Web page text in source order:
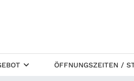
ÖFFNUNGSZEITEN /